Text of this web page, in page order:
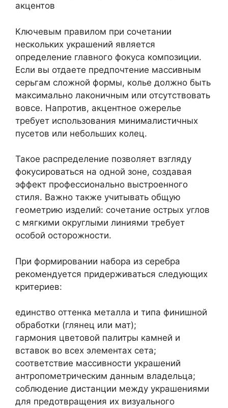
акцентов
Ключевым правилом при сочетании
нескольких украшений является
определение главного фокуса композиции.
Если вы отдаете предпочтение массивным
серьгам сложной формы, колье должно быть
максимально лаконичным или отсутствовать
вовсе. Напротив, акцентное ожерелье
требует использования минималистичных
пусетов или небольших колец.
Такое распределение позволяет взгляду
фокусироваться на одной зоне, создавая
эффект профессионально выстроенного
стиля. Важно также учитывать общую
геометрию изделий: сочетание острых углов
с мягкими округлыми линиями требует
особой осторожности.
При формировании набора из серебра
рекомендуется придерживаться следующих
критериев:
единство оттенка металла и типа финишной
обработки (глянец или мат);
гармония цветовой палитры камней и
вставок во всех элементах сета;
соответствие массивности украшений
антропометрическим данным владельца;
соблюдение дистанции между украшениями
для предотвращения их визуального